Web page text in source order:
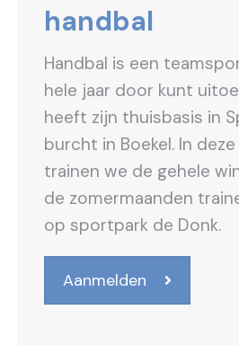
handbal
Handbal is een
hele jaar door kunt
heeft zijn thuisbasis in
burcht in Boekel. In
trainen we de gehele
de zomermaanden
op sportpark de Donk.
Aanmelden